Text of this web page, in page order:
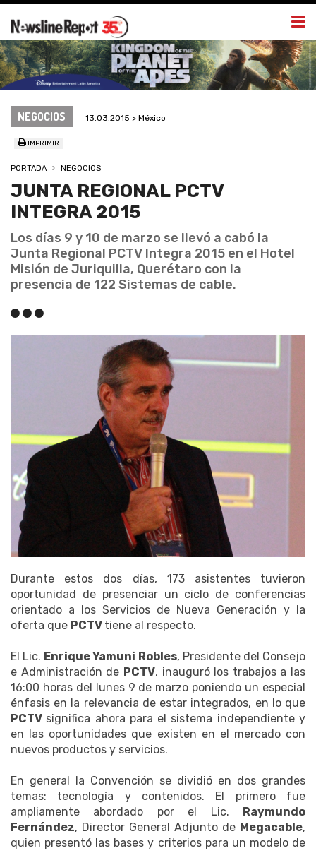
NEGOCIOS 13.03.2015 > México
IMPRIMIR
PORTADA NEGOCIOS
JUNTA REGIONAL PCTV
INTEGRA 2015
Los días 9 y 10 de marzo se llevó a cabó la
Junta Regional PCTV Integra 2015 en el Hotel
Misión de Juriquilla, Querétaro con la
presencia de 122 Sistemas de cable.
Durante estos dos días, 173 asistentes tuvieron
oportunidad de presenciar un ciclo de conferencias
orientado a los Servicios de Nueva Generación y la
oferta que PCTV tiene al respecto.
El Lic. Enrique Yamuni Robles, Presidente del Consejo
e Administración de PCTV, inauguró los trabajos a las
16:00 horas del lunes 9 de marzo poniendo un especial
énfasis en la relevancia de estar integrados, en lo que
PCTV significa ahora para el sistema independiente y
en las oportunidades que existen en el mercado con
nuevos productos y servicios.
En general la Convención se dividió en dos grandes
temas: tecnología y contenidos. El primero fue
ampliamente abordado por el Lic. Raymundo
Fernández, Director General Adjunto de Megacable,
quien presentó las bases y criterios para un modelo de